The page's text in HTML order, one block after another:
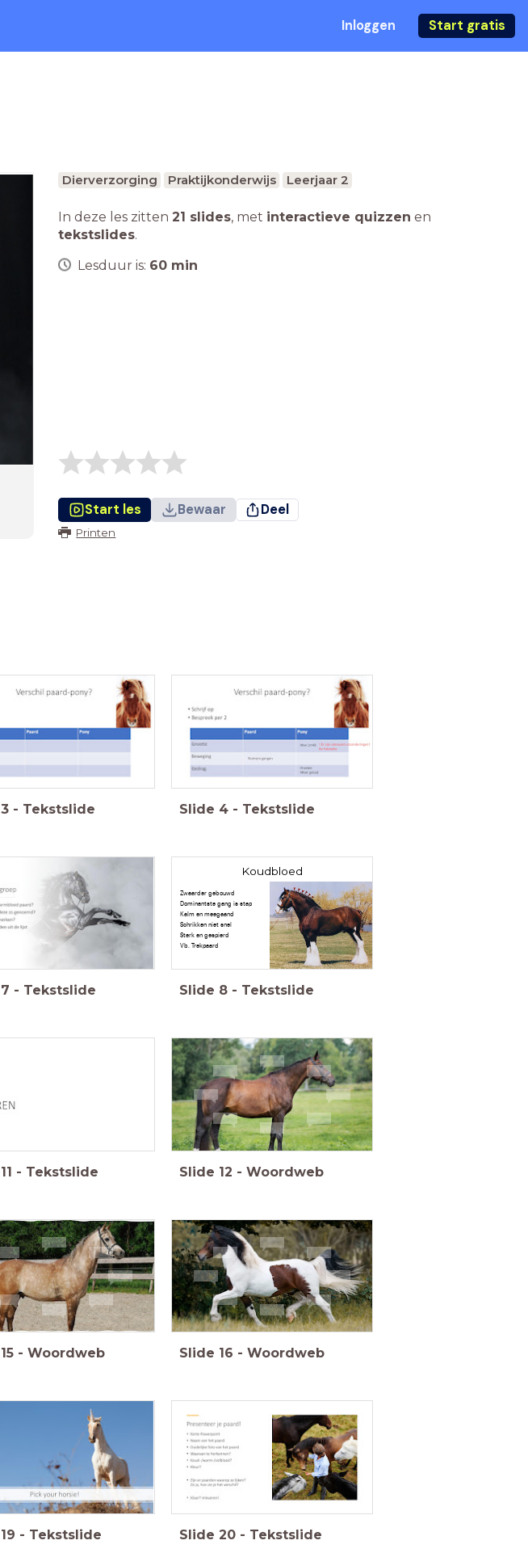
Inloggen Start gratis
Dierverzorging Praktijkonderwijs Leerjaar 2
In deze les zitten 21 slides, met interactieve quizzen en
tekstslides.
Lesduur is: 60 min
Start les Bewaar Deel
Printen
3 - Tekstslide Slide 4 - Tekstslide
7 - Tekstslide
Koudbloed
Zwaarder gebouwd
Dominantste gang is stap
Kalm en meegaand
Schrikken niet snel
Sterk en gespierd
Vb. Trekpaard
Slide 8 - Tekstslide
11 - Tekstslide Slide 12 - Woordweb
15 - Woordweb Slide 16 - Woordweb
19 - Tekstslide Slide 20 - Tekstslide